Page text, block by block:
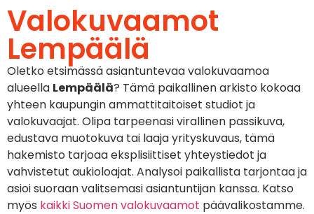
Valokuvaamot
Lempäälä
Oletko etsimässä asiantuntevaa valokuvaamoa
alueella Lempäälä? Tämä paikallinen arkisto kokoaa
yhteen kaupungin ammattitaitoiset studiot ja
valokuvaajat. Olipa tarpeenasi virallinen passikuva,
edustava muotokuva tai laaja yrityskuvaus, tämä
hakemisto tarjoaa eksplisiittiset yhteystiedot ja
vahvistetut aukioloajat. Analysoi paikallista tarjontaa ja
asioi suoraan valitsemasi asiantuntijan kanssa. Katso
myös kaikki Suomen valokuvaamot päävalikostamme.